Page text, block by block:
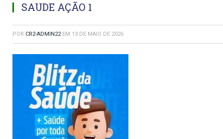
SAUDE AÇÃO 1
POR CR2-ADMIN22 EM 13 DE MAIO DE 2026